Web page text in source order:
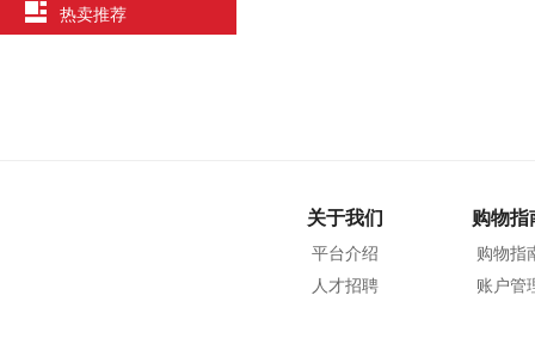
热卖推荐
关于我们
平台介绍
人才招聘
购物指
购物指
账户管